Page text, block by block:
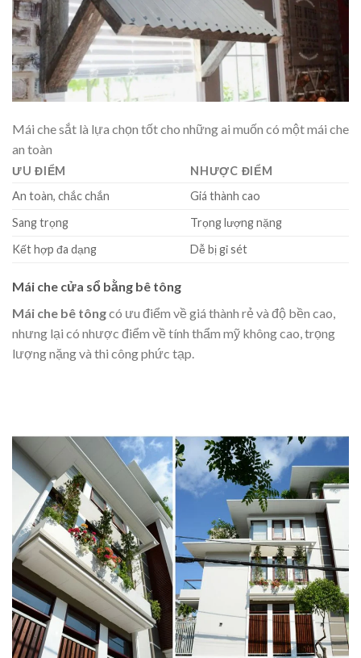
Mái che sắt là lựa chọn tốt cho những ai muốn có một mái che
an toàn
ƯU ĐIỂM
NHƯỢC ĐIỂM
An toàn, chắc chắn
Giá thành cao
Sang trọng
Trọng lượng nặng
Kết hợp đa dạng
Dễ bị gỉ sét
Mái che cửa sổ bằng bê tông
Mái che bê tôngcó ưu điểm về giá thành rẻ và độ bền cao,
nhưng lại có nhược điểm về tính thẩm mỹ không cao, trọng
lượng nặng và thi công phức tạp.